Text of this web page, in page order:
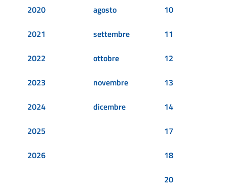
2020
2021
2022
2023
2024
2025
2026
agosto
settembre
ottobre
novembre
dicembre
10
11
12
13
14
17
18
20